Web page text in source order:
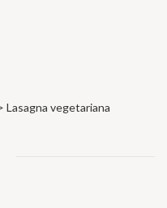
Lasagna vegetariana